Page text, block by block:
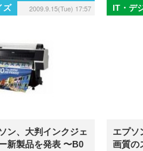
ズ 2009.9.15(Tue) 17:57
ン、大判インクジェ
新製品を発表 〜B0
IT・デ
エプソ
画質